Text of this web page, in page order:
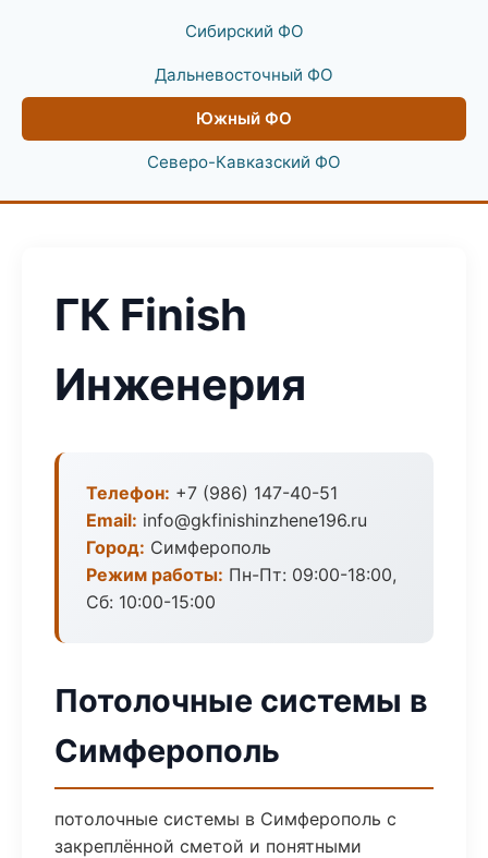
Сибирский ФО
Дальневосточный ФО
Южный ФО
Северо-Кавказский ФО
ГК Finish
Инженерия
Телефон: +7 (986) 147-40-51
Email: info@gkfinishinzhene196.ru
Город: Симферополь
Режим работы: Пн-Пт: 09:00-18:00,
Сб: 10:00-15:00
Потолочные системы в
Симферополь
потолочные системы в Симферополь с
закреплённой сметой и понятными